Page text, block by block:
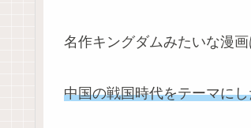
名作キングダムみたいな漫
中国の戦国時代をテーマに